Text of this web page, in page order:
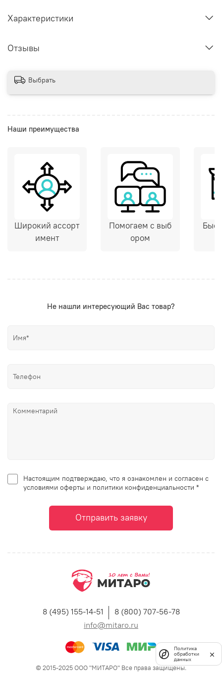
Характеристики
Отзывы
Выбрать
Наши преимущества
Широкий ассорт
имент
Помогаем с выб
ором
Не нашли интересующий Вас товар?
Настоящим подтверждаю, что я ознакомлен и согласен с
условиями оферты и политики конфиденциальности *
Отправить заявку
8 (495) 155-14-51
8 (800) 707-56-78
info@mitaro.ru
© 2015-2025 ООО "МИТАРО" Все права защищены.
Политика
обработки
данных